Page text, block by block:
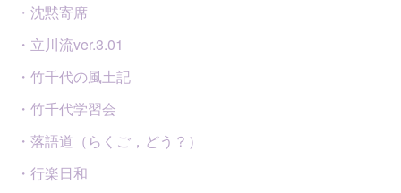
・沈黙寄席
・立川流ver.3.01
・竹千代の風土記
・竹千代学習会
・落語道（らくご，どう？）
・行楽日和